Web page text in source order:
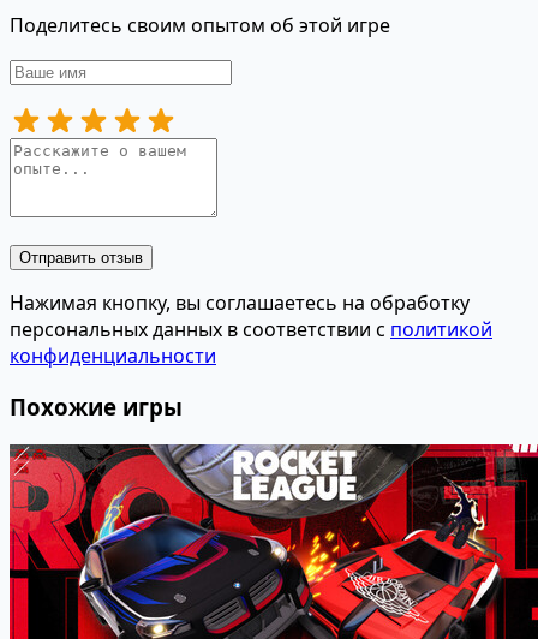
Поделитесь своим опытом об этой игре
Отправить отзыв
Нажимая кнопку, вы соглашаетесь на обработку
персональных данных в соответствии с политикой
конфиденциальности
Похожие игры